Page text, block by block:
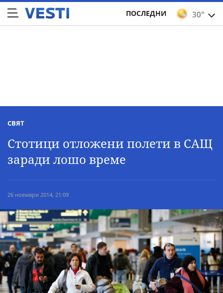
30°
ПОСЛЕДНИ
СВЯТ
Стотици отложени полети в САЩ
заради лошо време
26 ноември 2014, 21:09